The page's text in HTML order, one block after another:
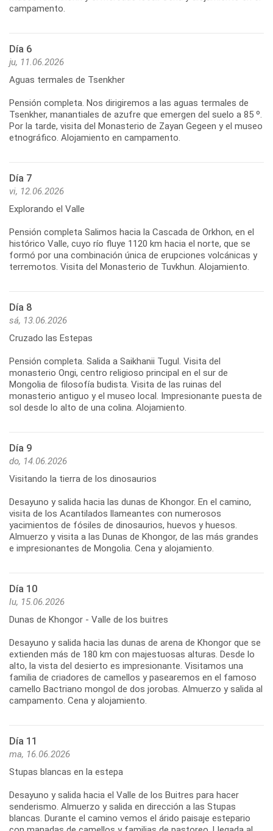
Día 6
ju, 11.06.2026
Aguas termales de Tsenkher
Pensión completa. Nos dirigiremos a las aguas termales de
Tsenkher, manantiales de azufre que emergen del suelo a 85 º.
Por la tarde, visita del Monasterio de Zayan Gegeen y el museo
Día 7
vi, 12.06.2026
Explorando el Valle
Pensión completa Salimos hacia la Cascada de Orkhon, en el
histórico Valle, cuyo río fluye 1120 km hacia el norte, que se
formó por una combinación única de erupciones volcánicas y
Día 8
sá, 13.06.2026
Cruzado las Estepas
Pensión completa. Salida a Saikhanii Tugul. Visita del
monasterio Ongi, centro religioso principal en el sur de
Mongolia de filosofía budista. Visita de las ruinas del
monasterio antiguo y el museo local. Impresionante puesta de
Día 9
do, 14.06.2026
Visitando la tierra de los dinosaurios
Desayuno y salida hacia las dunas de Khongor. En el camino,
visita de los Acantilados llameantes con numerosos
yacimientos de fósiles de dinosaurios, huevos y huesos.
Almuerzo y visita a las Dunas de Khongor, de las más grandes
Día 10
lu, 15.06.2026
Dunas de Khongor - Valle de los buitres
Desayuno y salida hacia las dunas de arena de Khongor que se
extienden más de 180 km con majestuosas alturas. Desde lo
alto, la vista del desierto es impresionante. Visitamos una
familia de criadores de camellos y pasearemos en el famoso
camello Bactriano mongol de dos jorobas. Almuerzo y salida al
Día 11
ma, 16.06.2026
Stupas blancas en la estepa
Desayuno y salida hacia el Valle de los Buitres para hacer
senderismo. Almuerzo y salida en dirección a las Stupas
blancas. Durante el camino vemos el árido paisaje estepario